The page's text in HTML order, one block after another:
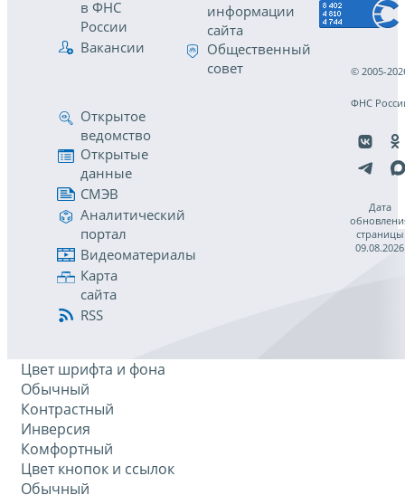
в ФНС
России
Вакансии
информации
сайта
Общественный
совет
Открытое
ведомство
Открытые
данные
СМЭВ
Аналитический
портал
Видеоматериалы
Карта
сайта
RSS
© 2005-
ФНС
Дата
страницы
09.08.2026
Цвет шрифта и фона
Обычный
Контрастный
Инверсия
Комфортный
Цвет кнопок и ссылок
Обычный